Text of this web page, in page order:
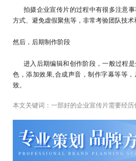
拍摄企业宣传片的过程中有很多注意事
方式、避免虚假聚焦等，非常考验团队技术
然后，后期制作阶段
进入后期编辑和创作阶段，一般过程是
色，添加效果,合成声音，制作字幕等等
致。
本文关键词：一部好的企业宣传片需要经历